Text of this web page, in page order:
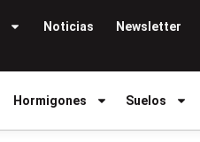
Noticias Newsletter
Hormigones Suelos